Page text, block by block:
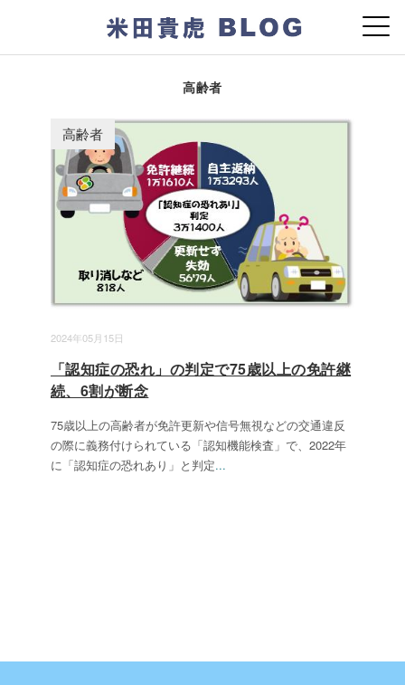
高齢者
2024年05月15日
高齢者
「認知症の恐れ」の判定で75歳以上の免許継
続、6割が断念
75歳以上の高齢者が免許更新や信号無視などの交通違反
の際に義務付けられている「認知機能検査」で、2022年
に「認知症の恐れあり」と判定...